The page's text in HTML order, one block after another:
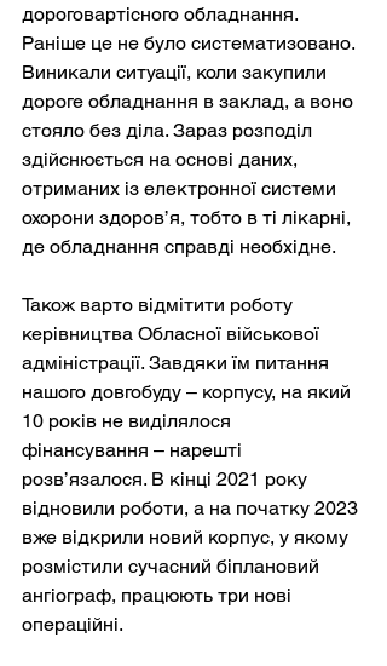
дороговартісного обладнання.
Раніше це не було систематизовано.
Виникали ситуації, коли закупили
дороге обладнання в заклад, а воно
стояло без діла. Зараз розподіл
здійснюється на основі даних,
отриманих із електронної системи
охорони здоров’я, тобто в ті лікарні,
де обладнання справді необхідне.
Також варто відмітити роботу
керівництва Обласної військової
адміністрації. Завдяки їм питання
нашого довгобуду – корпусу, на який
10 років не виділялося
фінансування – нарешті
розв’язалося. В кінці 2021 року
відновили роботи, а на початку 2023
вже відкрили новий корпус, у якому
розмістили сучасний біплановий
ангіограф, працюють три нові
операційні.